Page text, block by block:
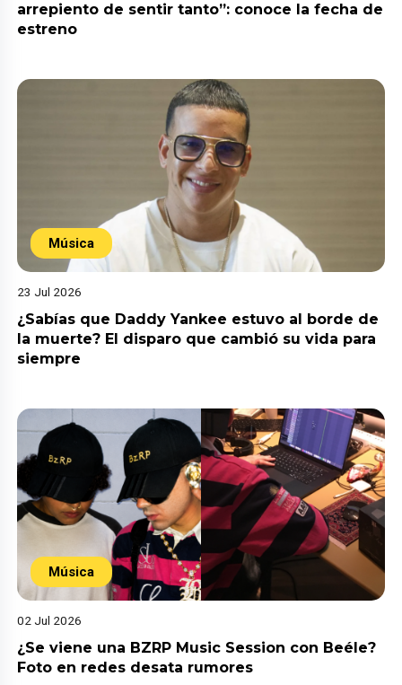
arrepiento de sentir tanto”: conoce la fecha de
estreno
Música
23 Jul 2026
¿Sabías que Daddy Yankee estuvo al borde de
la muerte? El disparo que cambió su vida para
siempre
Música
02 Jul 2026
¿Se viene una BZRP Music Session con Beéle?
Foto en redes desata rumores